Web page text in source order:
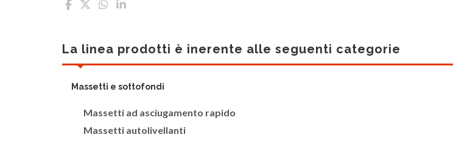
La linea prodotti è inerente alle seguenti categorie
Massetti e sottofondi
Massetti ad asciugamento rapido
Massetti autolivellanti